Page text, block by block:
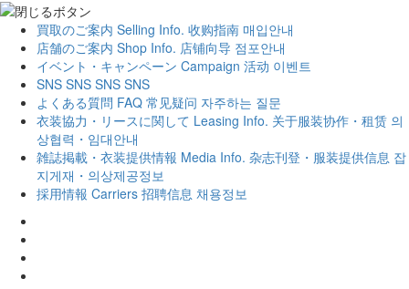
買取のご案内 Selling Info. 收购指南 매입안내
店舗のご案内 Shop Info. 店铺向导 점포안내
イベント・キャンペーン Campaign 活动 이벤트
SNS SNS SNS SNS
よくある質問 FAQ 常见疑问 자주하는 질문
衣装協力・リースに関して Leasing Info. 关于服装协作・租赁 의
상협력・임대안내
雑誌掲載・衣装提供情報 Media Info. 杂志刊登・服装提供信息 잡
지게재・의상제공정보
採用情報 Carriers 招聘信息 채용정보